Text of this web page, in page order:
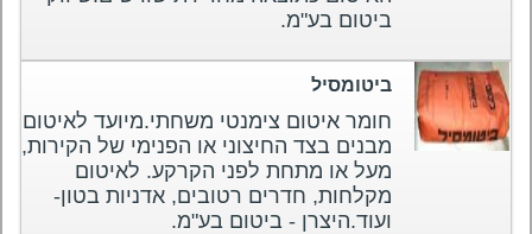
ביטום בע"מ.
ביטומסיל
חומר איטום צימנטי משחתי.מיועד לאיטום
מבנים בצד החיצוני או הפנימי של הקירות,
מעל או מתחת לפני הקרקע. לאיטום
מקלחות, חדרים רטובים, אדניות בטון-
ועוד.היצרן - ביטום בע"מ.